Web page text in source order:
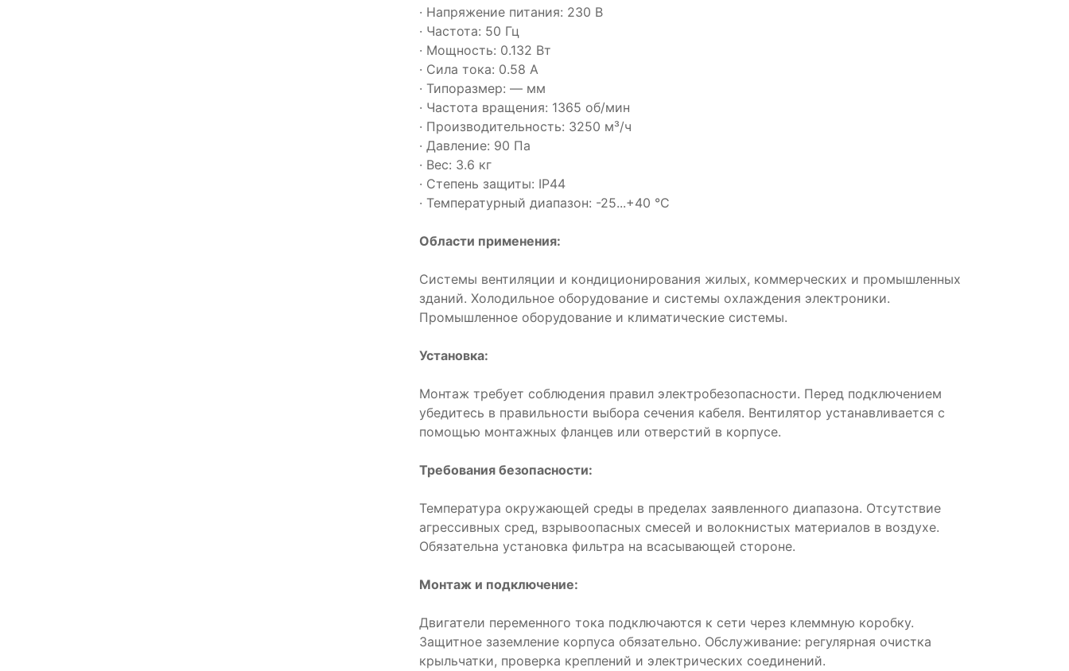
· Напряжение питания: 230 В
· Частота: 50 Гц
· Мощность: 0.132 Вт
· Сила тока: 0.58 А
· Типоразмер: — мм
· Частота вращения: 1365 об/мин
· Производительность: 3250 м³/ч
· Давление: 90 Па
· Вес: 3.6 кг
· Степень защиты: IP44
· Температурный диапазон: -25...+40 °C
Области применения:
Системы вентиляции и кондиционирования жилых, коммерческих и промышленных
зданий. Холодильное оборудование и системы охлаждения электроники.
Промышленное оборудование и климатические системы.
Установка:
Монтаж требует соблюдения правил электробезопасности. Перед подключением
убедитесь в правильности выбора сечения кабеля. Вентилятор устанавливается с
помощью монтажных фланцев или отверстий в корпусе.
Требования безопасности:
Температура окружающей среды в пределах заявленного диапазона. Отсутствие
агрессивных сред, взрывоопасных смесей и волокнистых материалов в воздухе.
Обязательна установка фильтра на всасывающей стороне.
Монтаж и подключение:
Двигатели переменного тока подключаются к сети через клеммную коробку.
Защитное заземление корпуса обязательно. Обслуживание: регулярная очистка
крыльчатки, проверка креплений и электрических соединений.